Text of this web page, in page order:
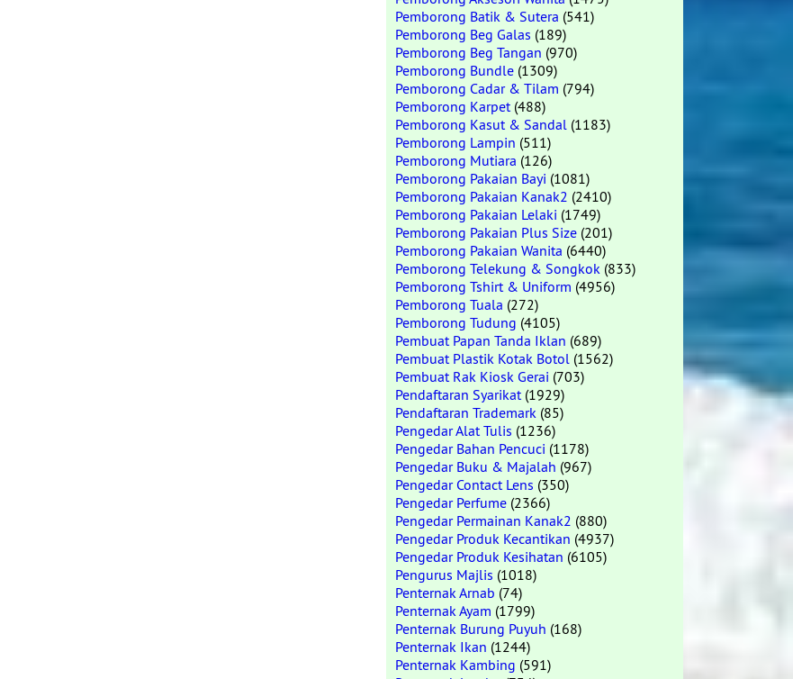
Pemborong Batik & Sutera (541)
Pemborong Beg Galas (189)
Pemborong Beg Tangan (970)
Pemborong Bundle (1309)
Pemborong Cadar & Tilam (794)
Pemborong Karpet(488)
Pemborong Kasut & Sandal (1183)
Pemborong Lampin (511)
Pemborong Mutiara (126)
Pemborong Pakaian Bayi (1081)
Pemborong Pakaian Kanak2 (2410)
Pemborong Pakaian Lelaki (1749)
Pemborong Pakaian Plus Size (201)
Pemborong Pakaian Wanita (6440)
Pemborong Telekung & Songkok (833)
Pemborong Tshirt & Uniform (4956)
Pemborong Tuala (272)
Pemborong Tudung (4105)
Pembuat Papan Tanda Iklan (689)
Pembuat Plastik Kotak Botol (1562)
Pembuat Rak Kiosk Gerai (703)
Pendaftaran Syarikat(1929)
Pendaftaran Trademark (85)
Pengedar Alat Tulis (1236)
Pengedar Bahan Pencuci (1178)
Pengedar Buku & Majalah (967)
Pengedar Contact Lens (350)
Pengedar Perfume (2366)
Pengedar Permainan Kanak2 (880)
Pengedar Produk Kecantikan (4937)
Pengedar Produk Kesihatan (6105)
Pengurus Majlis (1018)
Penternak Arnab (74)
Penternak Ayam (1799)
Penternak Burung Puyuh (168)
Penternak Ikan (1244)
Penternak Kambing (591)